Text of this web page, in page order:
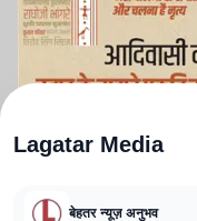
Lagatar Media
बेहतर न्यूज़ अनुभव